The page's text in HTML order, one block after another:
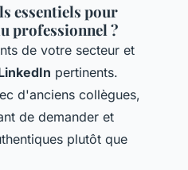
essentiels pour
professionnel ?
de votre secteur et
pertinents.
d'anciens collègues,
de demander et
plutôt que